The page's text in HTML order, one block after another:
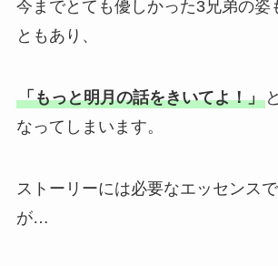
今までとても優しかった3兄弟の姿
ともあり、
「もっと明月の話をきいてよ！」
なってしまいます。
ストーリーには必要なエッセンス
が…